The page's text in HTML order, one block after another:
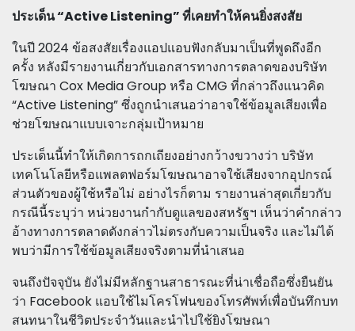
ประเด็น “Active Listening” ที่เคยทำให้คนยิ่งสงสัย
ในปี 2024 ข้อสงสัยเรื่องแอปแอบฟังกลับมาเป็นที่พูดถึงอีก
ครั้ง หลังมีรายงานเกี่ยวกับเอกสารทางการตลาดของบริษัท
โฆษณา Cox Media Group หรือ CMG ที่กล่าวถึงแนวคิด
“Active Listening” ซึ่งถูกนำเสนอว่าอาจใช้ข้อมูลเสียงเพื่อ
ช่วยโฆษณาแบบเจาะกลุ่มเป้าหมาย
ประเด็นนี้ทำให้เกิดการถกเถียงอย่างกว้างขวางว่า บริษัท
เทคโนโลยีหรือแพลตฟอร์มโฆษณาอาจใช้เสียงจากอุปกรณ์
ส่วนตัวของผู้ใช้หรือไม่ อย่างไรก็ตาม รายงานล่าสุดเกี่ยวกับ
กรณีนี้ระบุว่า หน่วยงานกำกับดูแลของสหรัฐฯ เห็นว่าคำกล่าว
อ้างทางการตลาดดังกล่าวไม่ตรงกับความเป็นจริง และไม่ได้
พบว่ามีการใช้ข้อมูลเสียงจริงตามที่นำเสนอ
จนถึงปัจจุบัน ยังไม่มีหลักฐานสาธารณะที่น่าเชื่อถือซึ่งยืนยัน
ว่า Facebook แอบใช้ไมโครโฟนของโทรศัพท์เพื่อบันทึกบท
สนทนาในชีวิตประจำวันและนำไปใช้ยิงโฆษณา